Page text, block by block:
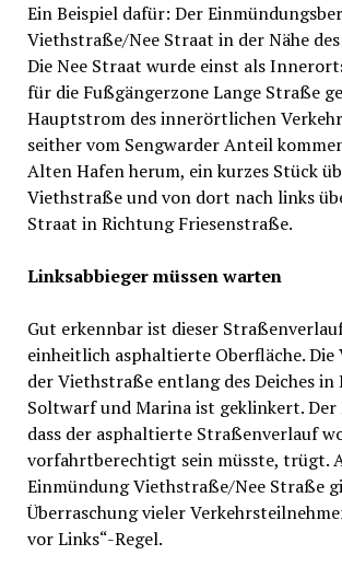
Ein Beispiel dafür: Der
Viethstraße/Nee Straat in der Nähe
Die Nee Straat wurde einst als
für die Fußgängerzone Lange Straße
Hauptstrom des innerörtlichen
seither vom Sengwarder Anteil
Alten Hafen herum, ein kurzes Stück
Viethstraße und von dort nach links
Straat in Richtung Friesenstraße.
Linksabbieger müssen warten
Gut erkennbar ist dieser
einheitlich asphaltierte Oberfläche. Die
der Viethstraße entlang des Deiches in
Soltwarf und Marina ist geklinkert. Der
dass der asphaltierte Straßenverlauf
vorfahrtberechtigt sein müsste, trügt.
Einmündung Viethstraße/Nee Straße
Überraschung vieler
vor Links“-Regel.